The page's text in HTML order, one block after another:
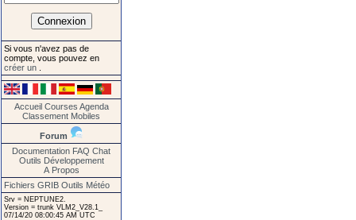
Si vous n'avez pas de
compte, vous pouvez en
créer un
Accueil Courses Agenda
Classement Mobiles
Forum
Documentation FAQ Chat
Outils Développement
A Propos
Fichiers GRIB Outils Météo
Srv = NEPTUNE2.
Version = trunk VLM2_V28.1_
07/14/20 08:00:45 AM UTC